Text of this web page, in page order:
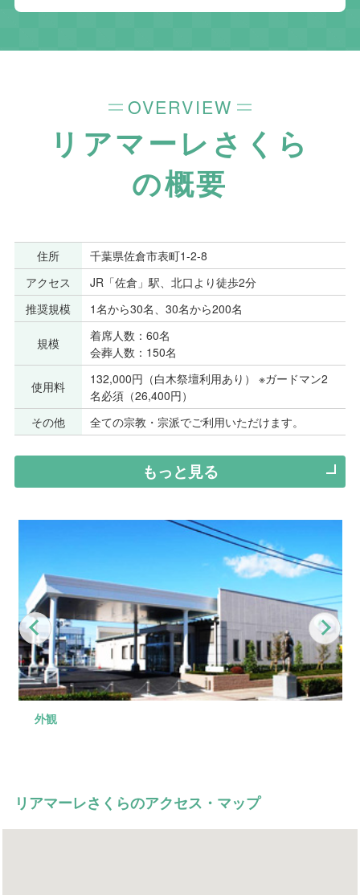
OVERVIEW
リアマーレさくら
の概要
住所
千葉県佐倉市表町1-2-8
アクセス
JR「佐倉」駅、北口より徒歩2分
推奨規模
1名から30名、30名から200名
規模
着席人数：60名
会葬人数：150名
使用料
132,000円（白木祭壇利用あり） ※ガードマン2
名必須（26,400円）
その他
全ての宗教・宗派でご利用いただけます。
もっと見る
Previous
外観
式場
ロビー
控え室（洋室）
控え室（和室）
リアマーレさくらのアクセス・マップ